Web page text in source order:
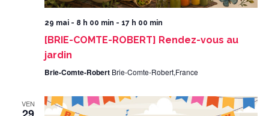
29 mai - 8 h 00 min - 17 h 00 min
[BRIE-COMTE-ROBERT] Rendez-vous au
jardin
Brie-Comte-Robert Brie-Comte-Robert,France
VEN